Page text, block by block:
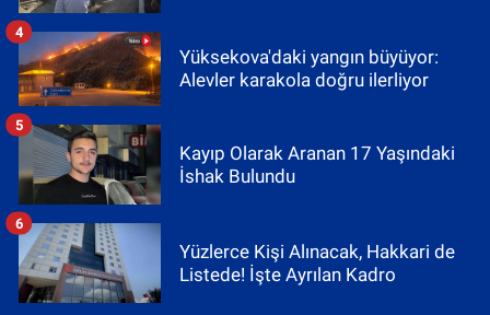
Yüksekova'daki yangın büyüyor:
Alevler karakola doğru ilerliyor
4
Kayıp Olarak Aranan 17 Yaşındaki
İshak Bulundu
5
Yüzlerce Kişi Alınacak, Hakkari de
Listede! İşte Ayrılan Kadro
6